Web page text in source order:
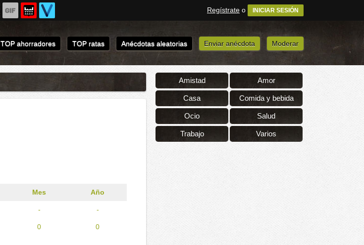
Regístrate o INICIAR SESIÓN
TOP ahorradores TOP ratas Anécdotas aleatorias Enviar anécdota Moderar
Mes Año
- -
0 0
Amistad Amor
Casa Comida y bebida
Ocio Salud
Trabajo Varios